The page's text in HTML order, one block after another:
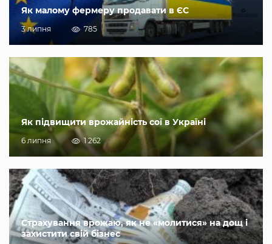
Як малому фермеру продавати в ЄС
3 липня 785
Як підвищити врожайність сої в Україні
6 липня 1 262
Страхування врожаю, як не «молитися» на дощ і
захистити свій бізнес